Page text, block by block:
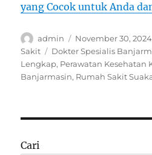
yang Cocok untuk Anda
Author
admin
Posted
on
November 30, 2024
Sakit
Tags
Dokter Spesialis
Lengkap, Perawatan Kesehatan
Banjarmasin, Rumah Sakit
Cari